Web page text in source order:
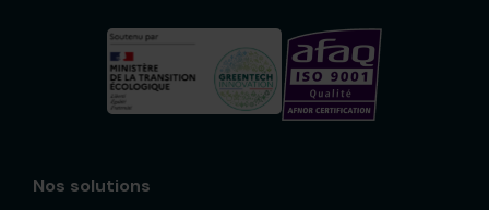
Nos solutions